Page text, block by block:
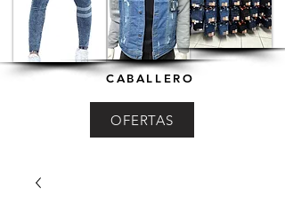
CABALLERO
OFERTAS